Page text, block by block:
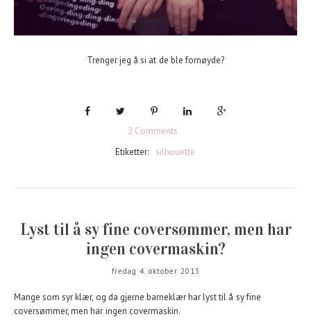
Trenger jeg å si at de ble fornøyde?
2 Comments
Etiketter:
silhouette
Lyst til å sy fine coversømmer, men har
ingen covermaskin?
fredag 4. oktober 2013
Mange som syr klær, og da gjerne barneklær har lyst til å sy fine
coversømmer, men har ingen covermaskin.